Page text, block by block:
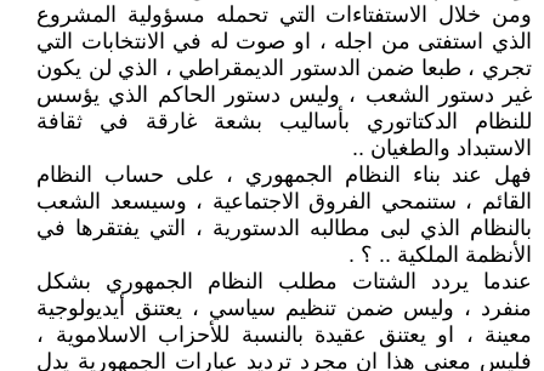
ومن خلال الاستفتاءات التي تحمله مسؤولية المشروع
الذي استفتى من اجله ، او صوت له في الانتخابات التي
تجري ، طبعا ضمن الدستور الديمقراطي ، الذي لن يكون
غير دستور الشعب ، وليس دستور الحاكم الذي يؤسس
للنظام الدكتاتوري بأساليب بشعة غارقة في ثقافة
الاستبداد والطغيان ..
فهل عند بناء النظام الجمهوري ، على حساب النظام
القائم ، ستنمحي الفروق الاجتماعية ، وسيسعد الشعب
بالنظام الذي لبى مطالبه الدستورية ، التي يفتقرها في
الأنظمة الملكية .. ؟ .
عندما يردد الشتات مطلب النظام الجمهوري بشكل
منفرد ، وليس ضمن تنظيم سياسي ، يعتنق أيديولوجية
معينة ، او يعتنق عقيدة بالنسبة للأحزاب الاسلاموية ،
فليس معنى هذا ان مجرد ترديد عبارات الجمهورية يدل